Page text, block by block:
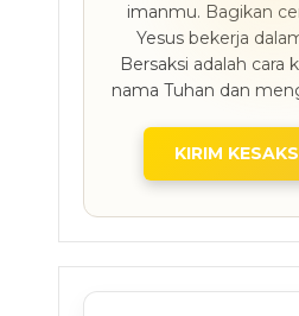
imanmu. Bagikan
Yesus bekerja
Bersaksi adalah cara
nama Tuhan dan
KIRIM